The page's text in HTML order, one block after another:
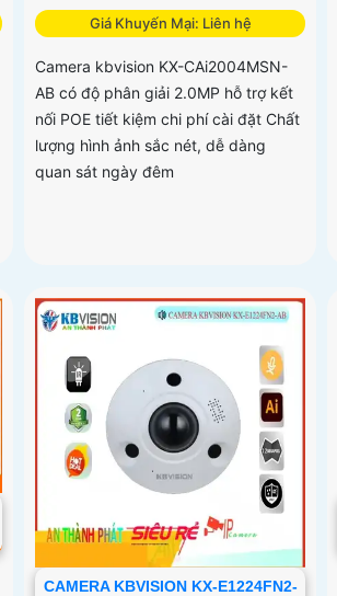
Giá Khuyến Mại: Liên hệ
Camera kbvision KX-CAi2004MSN-
AB có độ phân giải 2.0MP hỗ trợ kết
nối POE tiết kiệm chi phí cài đặt Chất
lượng hình ảnh sắc nét, dễ dàng
quan sát ngày đêm
CAMERA KBVISION KX-E1224FN2-